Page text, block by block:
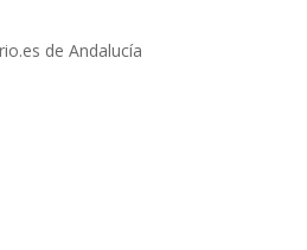
de Andalucía